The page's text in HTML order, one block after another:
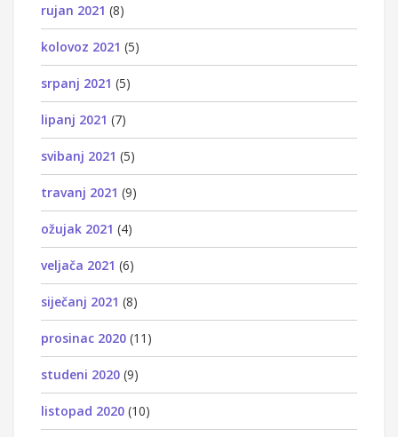
rujan 2021 (8)
kolovoz 2021 (5)
srpanj 2021 (5)
lipanj 2021 (7)
svibanj 2021 (5)
travanj 2021 (9)
ožujak 2021 (4)
veljača 2021 (6)
siječanj 2021 (8)
prosinac 2020 (11)
studeni 2020 (9)
listopad 2020 (10)